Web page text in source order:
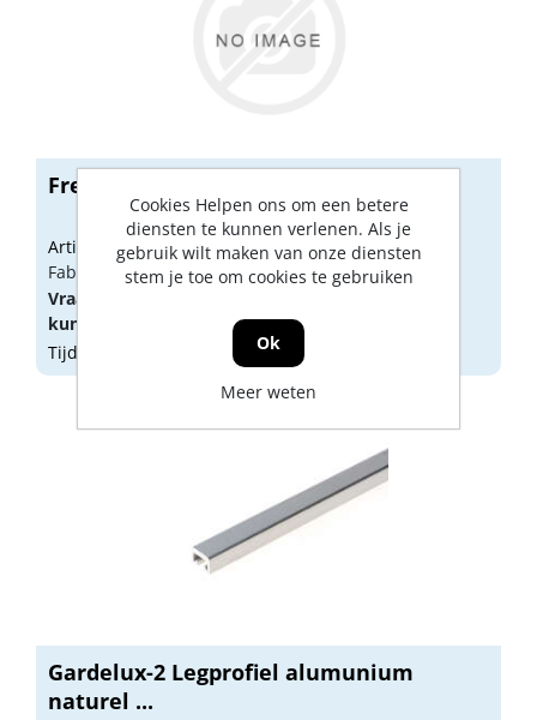
Freesmal enkel vs 4000
Artikelnummer: 1182047
Fabrikant artikel nummer: 368006
Vraag een
kunnen zien.
Tijdelijk niet op voorraad
Gardelux-2 Legprofiel alumunium
naturel ...
Cookies Helpen ons om een betere
diensten te kunnen verlenen. Als je
gebruik wilt maken van onze diensten
stem je toe om cookies te gebruiken
Ok
Meer weten